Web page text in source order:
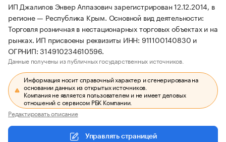
ИП Джалилов Энвер Аппазович зарегистрирован 12.12.2014, в
регионе — Республика Крым. Основной вид деятельности:
Торговля розничная в нестационарных торговых объектах и на
рынках. ИП присвоены реквизиты ИНН: 911100140830 и
ОГРНИП: 314910234610596.
Данные получены из публичных государственных источников.
Информация носит справочный характер и сгенерирована на
основании данных из открытых источников.
Компания не является пользователем и не имеет деловых
отношений с сервисом РБК Компании.
Редактировать описание
Управлять страницей